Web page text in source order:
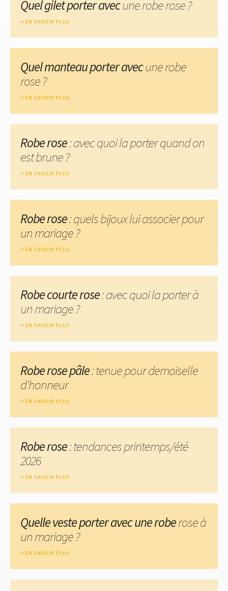
Quel gilet porter avecune robe rose ?
EN SAVOIR PLUS
Quel manteau porter avecune robe
rose ?
EN SAVOIR PLUS
Robe rose: avec quoi la porter quand on
est brune ?
EN SAVOIR PLUS
Robe rose: quels bijoux lui associer pour
un mariage ?
EN SAVOIR PLUS
Robe courte rose: avec quoi la porter à
un mariage ?
EN SAVOIR PLUS
Robe rose pâle: tenue pour demoiselle
d'honneur
EN SAVOIR PLUS
Robe rose: tendances printemps/été
2026
EN SAVOIR PLUS
Quelle veste porter avec une roberose à
un mariage ?
EN SAVOIR PLUS